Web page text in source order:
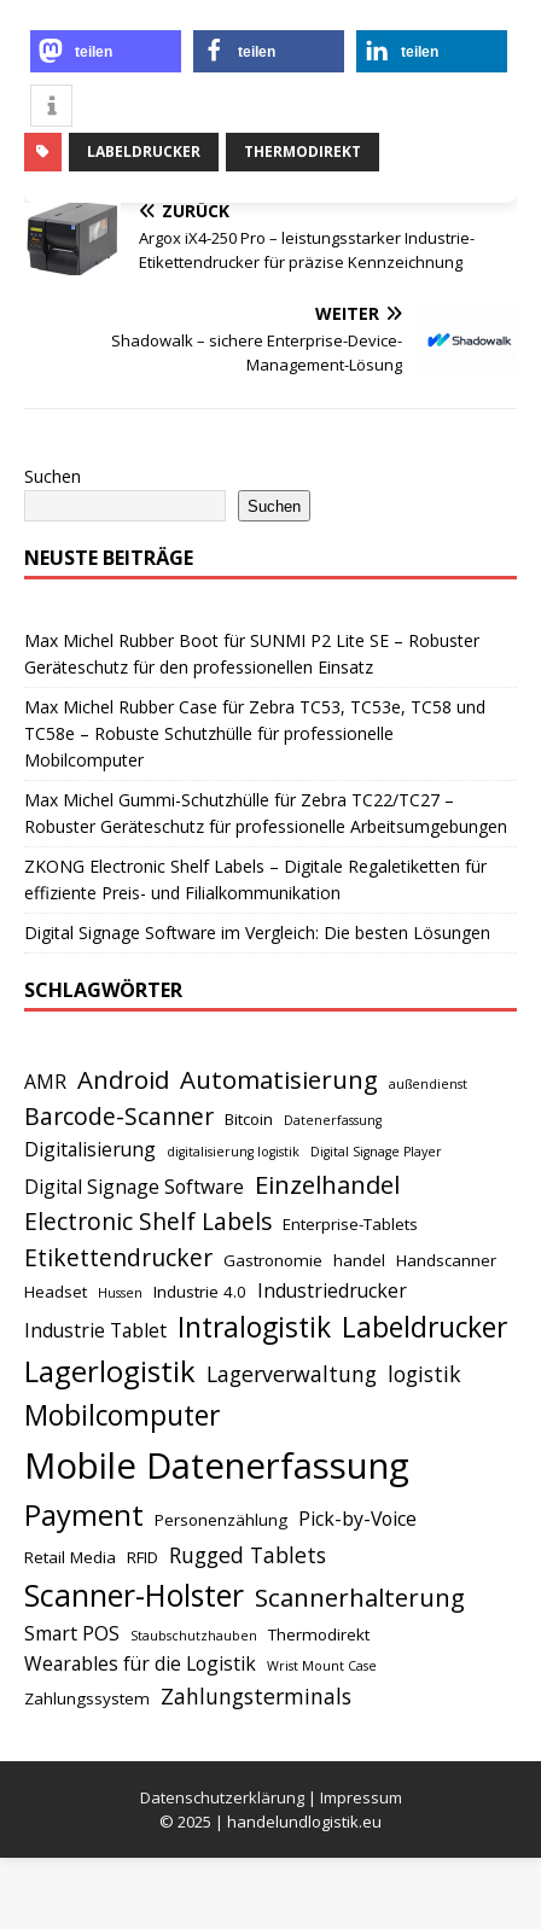
teilen teilen teilen
LABELDRUCKER THERMODIREKT
ZURÜCK
Argox iX4-250 Pro – leistungsstarker Industrie-
Etikettendrucker für präzise Kennzeichnung
WEITER
Shadowalk – sichere Enterprise-Device-
Management-Lösung
Suchen
Suchen
NEUSTE BEITRÄGE
Max Michel Rubber Boot für SUNMI P2 Lite SE – Robuster
Geräteschutz für den professionellen Einsatz
Max Michel Rubber Case für Zebra TC53, TC53e, TC58 und
TC58e – Robuste Schutzhülle für professionelle
Mobilcomputer
Max Michel Gummi-Schutzhülle für Zebra TC22/TC27 –
Robuster Geräteschutz für professionelle Arbeitsumgebungen
ZKONG Electronic Shelf Labels – Digitale Regaletiketten für
effiziente Preis- und Filialkommunikation
Digital Signage Software im Vergleich: Die besten Lösungen
SCHLAGWÖRTER
AMR Android Automatisierung außendienst
Barcode-Scanner Bitcoin Datenerfassung
Digitalisierung digitalisierung logistik Digital Signage Player
Digital Signage Software Einzelhandel
Electronic Shelf Labels Enterprise-Tablets
Etikettendrucker Gastronomie handel Handscanner
Headset
Hussen Industrie 4.0
Industriedrucker
Industrie Tablet Intralogistik Labeldrucker
Lagerlogistik Lagerverwaltung logistik
Mobilcomputer
Mobile Datenerfassung
Payment Personenzählung Pick-by-Voice
Retail Media RFID Rugged Tablets
Scanner-Holster Scannerhalterung
Smart POS Staubschutzhauben Thermodirekt
Wearables für die Logistik Wrist Mount Case
Zahlungssystem Zahlungsterminals
Datenschutzerklärung| Impressum
© 2025 | handelundlogistik.eu